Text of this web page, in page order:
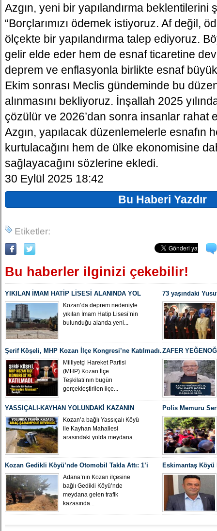
Azgın, yeni bir yapılandırma beklentilerini
“Borçlarımızı ödemek istiyoruz. Af değil,
ölçekte bir yapılandırma talep ediyoruz.
gelir elde eder hem de esnaf ticaretine
deprem ve enflasyonla birlikte esnaf
Ekim sonrası Meclis gündeminde bu
alınmasını bekliyoruz. İnşallah 2025
çözülür ve 2026’dan sonra insanlar rahat
Azgın, yapılacak düzenlemelerle esnafın
kurtulacağını hem de ülke ekonomisine
sağlayacağını sözlerine ekledi.
30 Eylül 2025 18:42
Bu Haberi Yazdır
Etiketler:
Bu haberler ilginizi çekebilir!
YIKILAN İMAM HATİP LİSESİ ALANINDA YOL
ÇALIŞMASI BAŞLADIKozan’da deprem nedeniyle
yıkılan İmam Hatip Lisesi’nin
bulunduğu alanda yeni...
73 yaşındaki
Yeniden MHP
Şerif Köşeli, MHP Kozan İlçe Kongresi’ne Katılmadı.
Milliyetçi Hareket Partisi
(MHP) Kozan İlçe
Teşkilatı’nın bugün
gerçekleştirilen ilçe...
ZAFER
İLÇE BAŞKANI
YASSIÇALI-KAYHAN YOLUNDAKİ KAZANIN
KAMERA GÖRÜNTÜLERİ ORTAYA ÇIKTI
Kozan’a bağlı Yassıçalı Köyü
ile Kayhan Mahallesi
arasındaki yolda meydana...
Polis Memuru
Uğurlandı
Kozan Gedikli Köyü’nde Otomobil Takla Attı: 1’i
Bebek 6 Kişi YaralandıAdana’nın Kozan ilçesine
bağlı Gedikli Köyü’nde
meydana gelen trafik
kazasında...
Eskimantaş Köyü
gördüğü